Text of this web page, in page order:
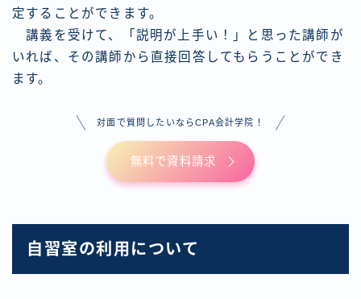
定することができます。
講義を受けて、「説明が上手い！」と思った講師が
いれば、その講師から直接回答してもらうことができ
ます。
対面で質問したいならCPA会計学院！
無料で資料請求
自習室の利用について